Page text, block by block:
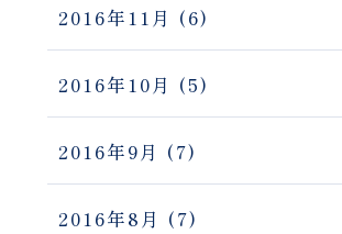
2016年11月 (6)
2016年10月 (5)
2016年9月 (7)
2016年8月 (7)